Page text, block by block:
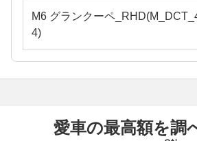
M6 グランクーペ
4)
愛車の最高額を調